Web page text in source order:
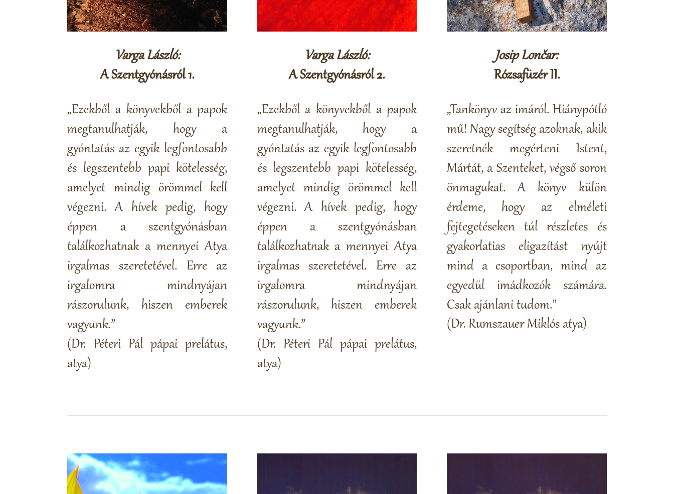
Varga László:
A Szentgyónásról 1.
„Ezekből a könyvekből a papok
megtanulhatják, hogy a
gyóntatás az egyik legfontosabb
és legszentebb papi kötelesség,
amelyet mindig örömmel kell
végezni. A hívek pedig, hogy
éppen a szentgyónásban
találkozhatnak a mennyei Atya
irgalmas szeretetével. Erre az
irgalomra mindnyájan
rászorulunk, hiszen emberek
vagyunk.”
(Dr. Péteri Pál pápai prelátus,
atya)
Varga László:
A Szentgyónásról 2.
„Ezekből a könyvekből a papok
megtanulhatják, hogy a
gyóntatás az egyik legfontosabb
és legszentebb papi kötelesség,
amelyet mindig örömmel kell
végezni. A hívek pedig, hogy
éppen a szentgyónásban
találkozhatnak a mennyei Atya
irgalmas szeretetével. Erre az
irgalomra mindnyájan
rászorulunk, hiszen emberek
vagyunk.”
(Dr. Péteri Pál pápai prelátus,
atya)
Josip Lončar:
Rózsafüzér II.
„Tankönyv az imáról. Hiánypótló
mű! Nagy segítség azoknak, akik
szeretnék megérteni Istent,
Mártát, a Szenteket, végső soron
önmagukat. A könyv külön
érdeme, hogy az elméleti
fejtegetéseken túl részletes és
gyakorlatias eligazítást nyújt
mind a csoportban, mind az
egyedül imádkozók számára.
Csak ajánlani tudom.”
(Dr. Rumszauer Miklós atya)